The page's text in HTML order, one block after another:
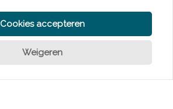
Contact
Cookies accepteren
Weigeren